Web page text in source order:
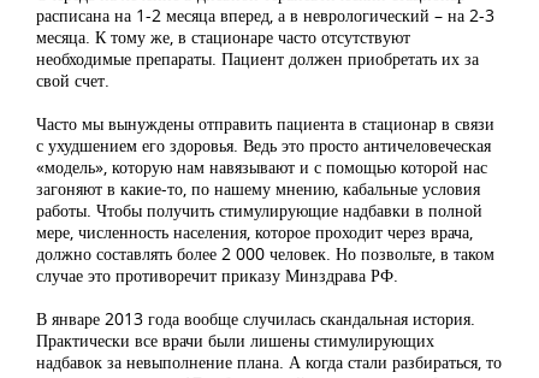
расписана на 1-2 месяца вперед, а в неврологический – на 2-3
месяца. К тому же, в стационаре часто отсутствуют
необходимые препараты. Пациент должен приобретать их за
свой счет.
Часто мы вынуждены отправить пациента в стационар в связи
с ухудшением его здоровья. Ведь это просто античеловеческая
«модель», которую нам навязывают и с помощью которой нас
загоняют в какие-то, по нашему мнению, кабальные условия
работы. Чтобы получить стимулирующие надбавки в полной
мере, численность населения, которое проходит через врача,
должно составлять более 2 000 человек. Но позвольте, в таком
случае это противоречит приказу Минздрава РФ.
В январе 2013 года вообще случилась скандальная история.
Практически все врачи были лишены стимулирующих
надбавок за невыполнение плана. А когда стали разбираться, то